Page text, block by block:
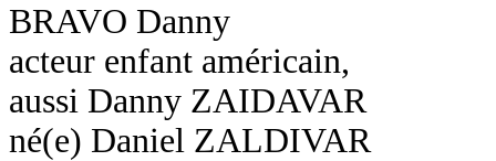
BRAVO Danny
acteur enfant américain,
aussi Danny ZAIDAVAR
né(e) Daniel ZALDIVAR